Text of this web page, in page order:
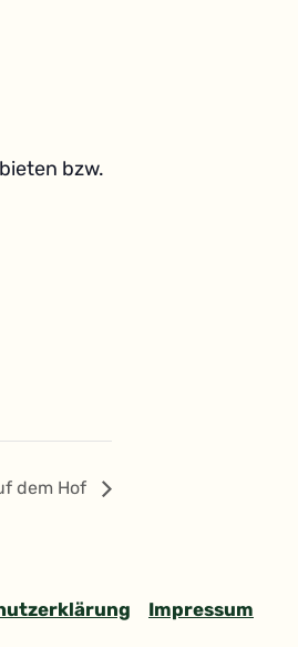
bzw.
dem Hof
Impressum